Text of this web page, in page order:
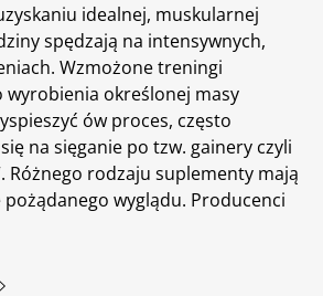
idealnej, muskularnej
spędzają na intensywnych,
Wzmożone treningi
wyrobienia określonej masy
ów proces, często
na sięganie po tzw. gainery czyli
Różnego rodzaju suplementy mają
pożądanego wyglądu. Producenci